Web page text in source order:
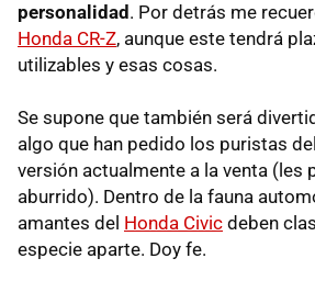
personalidad . Por detrás me
Honda CR-Z, aunque este tendrá
utilizables y esas cosas.
Se supone que también será
algo que han pedido los puristas
versión actualmente a la venta (les
aburrido). Dentro de la fauna
amantes del Honda Civic deben
especie aparte. Doy fe.